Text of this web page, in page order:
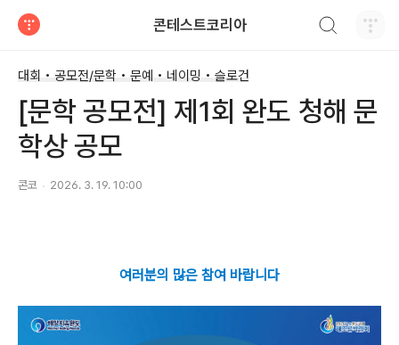
콘테스트코리아
대회 • 공모전/문학 • 문예 • 네이밍 • 슬로건
[문학 공모전] 제1회 완도 청해 문
학상 공모
콘코 2026. 3. 19. 10:00
여러분의 많은 참여 바랍니다